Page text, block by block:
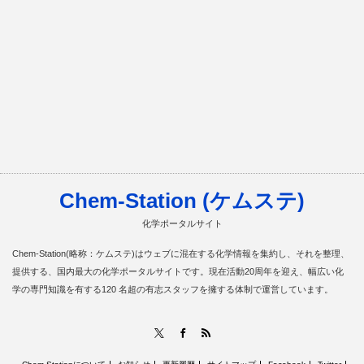
Chem-Station (ケムステ)
化学ポータルサイト
Chem-Station(略称：ケムステ)はウェブに混在する化学情報を集約し、それを整理、
提供する、国内最大の化学ポータルサイトです。現在活動20周年を迎え、幅広い化
学の専門知識を有する120 名超の有志スタッフを擁する体制で運営しています。
Facebook